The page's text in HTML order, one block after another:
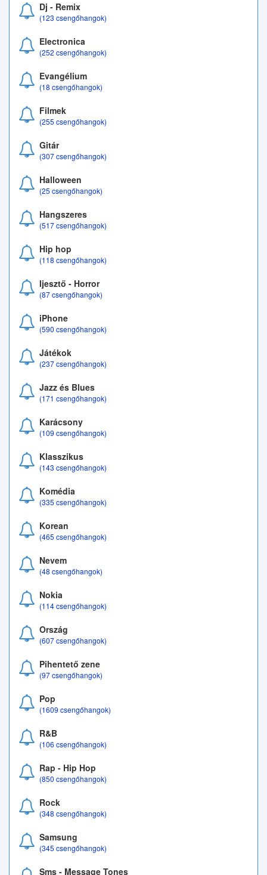
Dj - Remix
(123 csengőhangok)
Electronica
(252 csengőhangok)
Evangélium
(18 csengőhangok)
Filmek
(255 csengőhangok)
Gitár
(307 csengőhangok)
Halloween
(25 csengőhangok)
Hangszeres
(517 csengőhangok)
Hip hop
(118 csengőhangok)
Ijesztő - Horror
(87 csengőhangok)
iPhone
(590 csengőhangok)
Játékok
(237 csengőhangok)
Jazz és Blues
(171 csengőhangok)
Karácsony
(109 csengőhangok)
Klasszikus
(143 csengőhangok)
Komédia
(335 csengőhangok)
Korean
(465 csengőhangok)
Nevem
(48 csengőhangok)
Nokia
(114 csengőhangok)
Ország
(607 csengőhangok)
Pihentető zene
(97 csengőhangok)
Pop
(1609 csengőhangok)
R&B
(106 csengőhangok)
Rap - Hip Hop
(850 csengőhangok)
Rock
(348 csengőhangok)
Samsung
(345 csengőhangok)
Sms - Message Tones